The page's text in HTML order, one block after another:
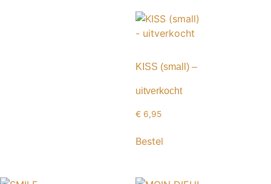
KISS (small) –
uitverkocht
€ 6,95
Bestel